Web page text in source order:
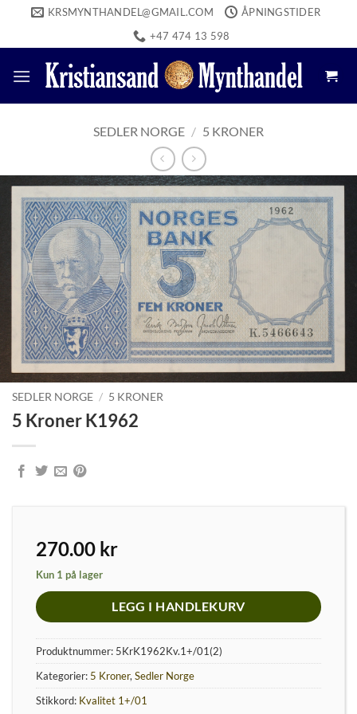
content
KRSMYNTHANDEL@GMAIL.COM
ÅPNINGSTIDER
+47 474 13 598
SEDLER NORGE / 5 KRONER
SEDLER NORGE / 5 KRONER
5 Kroner K1962
270.00 kr
Kun 1 på lager
LEGG I HANDLEKURV
Produktnummer: 5KrK1962Kv.1+/01(2)
Kategorier: 5 Kroner,Sedler Norge
Stikkord: Kvalitet 1+/01